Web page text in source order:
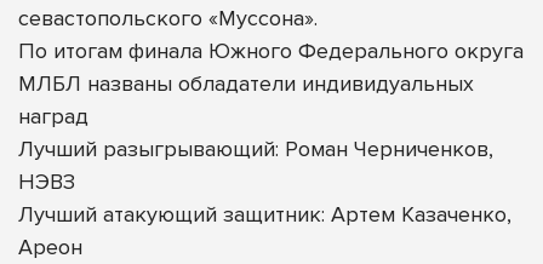
севастопольского «Муссона».
По итогам финала Южного Федерального округа
МЛБЛ названы обладатели индивидуальных
наград
Лучший разыгрывающий: Роман Черниченков,
НЭВЗ
Лучший атакующий защитник: Артем Казаченко,
Ареон